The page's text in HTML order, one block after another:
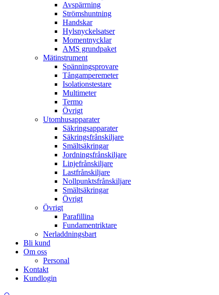
Avspärrning
Strömshuntning
Handskar
Hylsnyckelsatser
Momentnycklar
AMS grundpaket
Mätinstrument
Spänningsprovare
Tångamperemeter
Isolationstestare
Multimeter
Termo
Övrigt
Utomhusapparater
Säkringsapparater
Säkringsfrånskiljare
Smältsäkringar
Jordningsfrånskiljare
Linjefrånskiljare
Lastfrånskiljare
Nollpunktsfrånskiljare
Smältsäkringar
Övrigt
Övrigt
Parafillina
Fundamentriktare
Nerladdningsbart
Bli kund
Om oss
Personal
Kontakt
Kundlogin